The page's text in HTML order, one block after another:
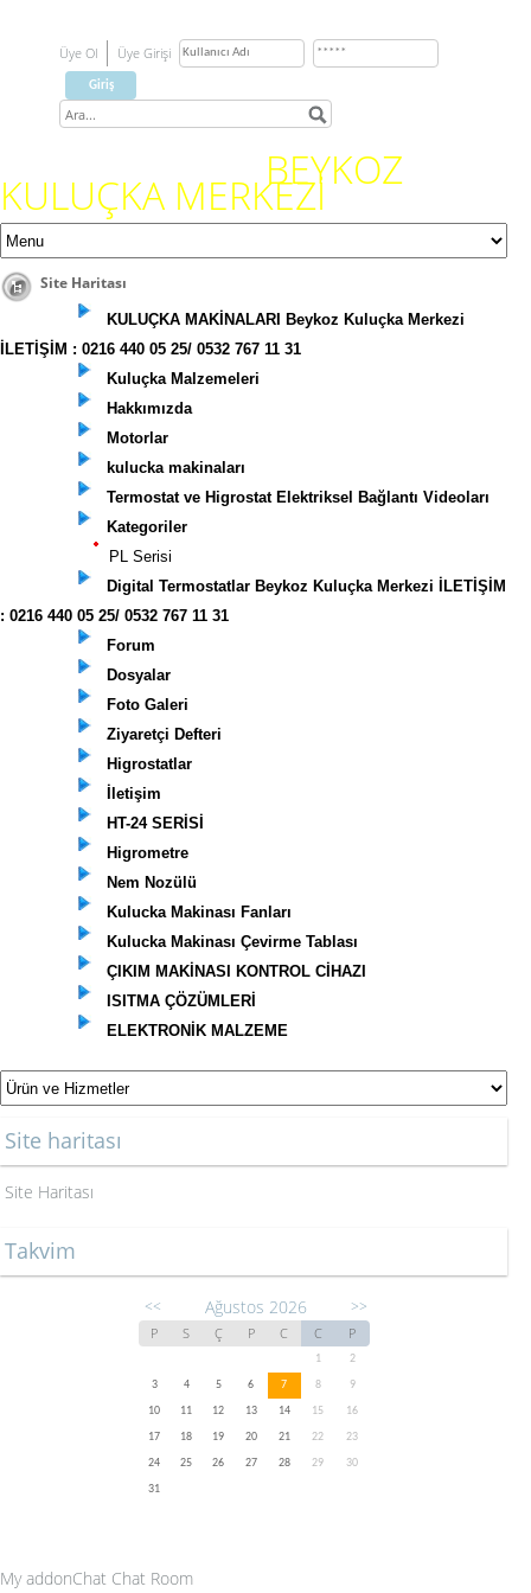
Üye Ol Üye Girişi
BEYKOZ
KULUÇKA MERKEZİ
Site Haritası
KULUÇKA MAKİNALARI Beykoz Kuluçka Merkezi
İLETİŞİM : 0216 440 05 25/ 0532 767 11 31
Kuluçka Malzemeleri
Hakkımızda
Motorlar
kulucka makinaları
Termostat ve Higrostat Elektriksel Bağlantı Videoları
Kategoriler
PL Serisi
Digital Termostatlar Beykoz Kuluçka Merkezi İLETİŞİM
: 0216 440 05 25/ 0532 767 11 31
Forum
Dosyalar
Foto Galeri
Ziyaretçi Defteri
Higrostatlar
İletişim
HT-24 SERİSİ
Higrometre
Nem Nozülü
Kulucka Makinası Fanları
Kulucka Makinası Çevirme Tablası
ÇIKIM MAKİNASI KONTROL CİHAZI
ISITMA ÇÖZÜMLERİ
ELEKTRONİK MALZEME
Site haritası
Site Haritası
Takvim
<< Ağustos 2026 >>
P S Ç P C C P
1
2
3
4 5 6 7 8
9
10
11 12 13 14 15
16
17
18 19 20 21 22
23
24
25 26 27 28 29
30
31
My addonChat Chat Room